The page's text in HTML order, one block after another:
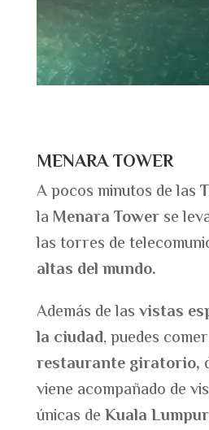
MENARA TOWER
A pocos minutos de las
la Menara Towerse
las torres de
altas del mundo.
Además de lasvistas
la ciudad, puedes
restaurante giratorio,
viene acompañado de
únicas deKuala